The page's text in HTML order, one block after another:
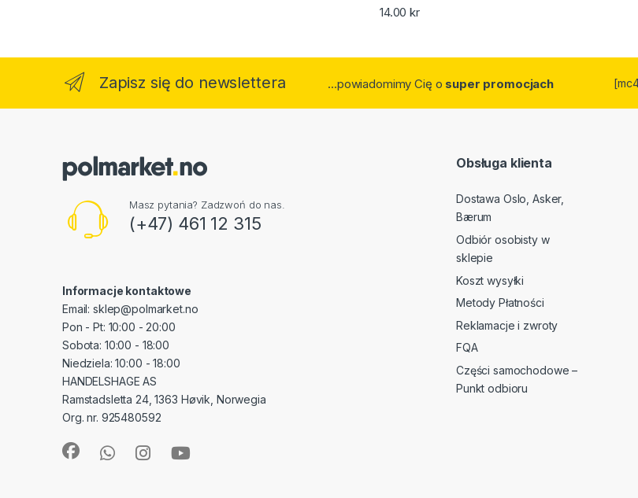
Oceniono
5.00na 5
14.00kr
Zapisz się do newslettera ...powiadomimy Cię o super promocjach
Masz pytania? Zadzwoń do nas.
(+47) 461 12 315
Informacje kontaktowe
Email: sklep@polmarket.no
Pon - Pt: 10:00 - 20:00
Sobota: 10:00 - 18:00
Niedziela: 10:00 - 18:00
HANDELSHAGE AS
Ramstadsletta 24, 1363 Høvik, Norwegia
Org. nr. 925480592
Obsługa klienta
Dostawa Oslo, Asker,
Bærum
Odbiór osobisty w
sklepie
Koszt wysyłki
Metody Płatności
Reklamacje i zwroty
FQA
Części samochodowe –
Punkt odbioru